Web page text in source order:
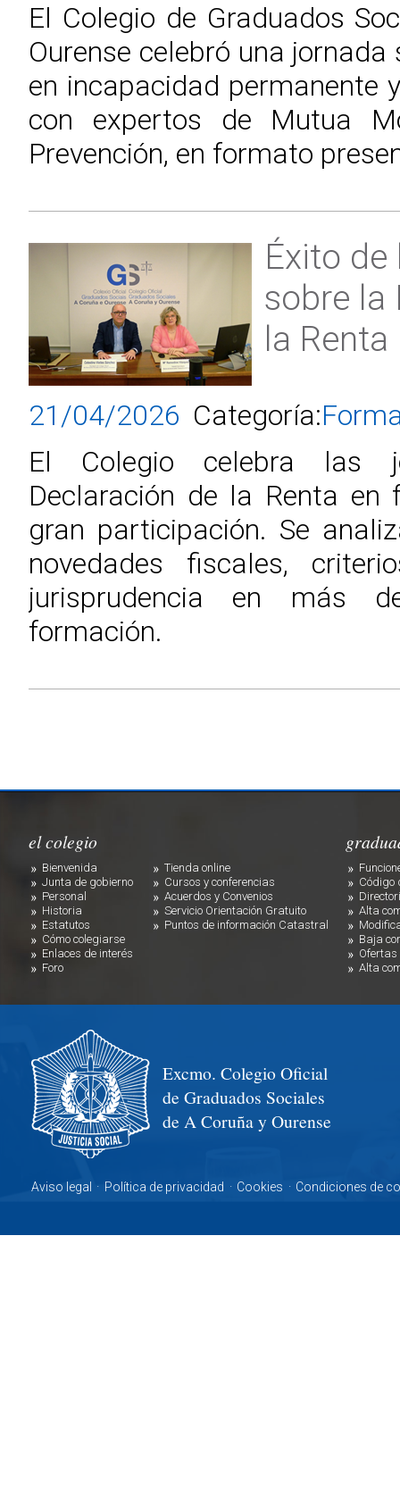
El Colegio de Graduados
Ourense celebró una
en incapacidad permanente
con expertos de Mutua
Prevención, en formato
Éxito
sobre la
la Renta
21/04/2026 Categoría:
El Colegio celebra las
Declaración de la Renta en
gran participación. Se
novedades fiscales,
jurisprudencia en más
formación.
el colegio
Bienvenida
Junta de gobierno
Personal
Historia
Estatutos
Cómo colegiarse
Enlaces de interés
Foro
Tienda online
Cursos y conferencias
Acuerdos y Convenios
Servicio Orientación Gratuito
Puntos de información Catastral
Código
Alta
Baja
Ofertas
Alta
Excmo. Colegio Oficial
de Graduados Sociales
de A Coruña y Ourense
Aviso legal · Política de privacidad · Cookies · Condiciones de